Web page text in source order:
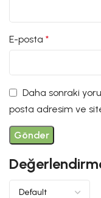
E-posta*
Daha sonraki
posta adresim ve